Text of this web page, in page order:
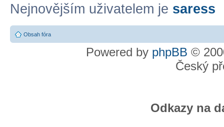
Nejnovějším uživatelem je saress
Obsah fóra
Powered by phpBB ©
Český
Odkazy na